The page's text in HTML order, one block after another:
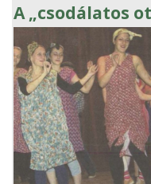
A „csodálatos